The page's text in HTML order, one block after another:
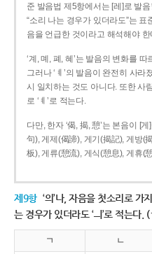
준 발음법 제5항에서는 [레]로 발
“소리 나는 경우가 있더라도”는
음을 언급한 것이라고 해석해야 한
‘계, 몌, 폐, 혜’는 발음의 변화를
그러나 ‘ㅖ’의 발음이 완전히 사
시 일치하는 것도 아니다. 또한 사
로 ‘ㅖ’로 적는다.
다만, 한자 ‘偈, 揭, 憩’는 본음이 [
句), 게제(偈諦), 게기(揭記), 게방(
板), 게류(憩流), 게식(憩息), 게휴(
제9항 ‘의’나, 자음을 첫소리로 가
는 경우가 있더라도 ‘ㅢ’로 적는다.
ㄱ ㄴ